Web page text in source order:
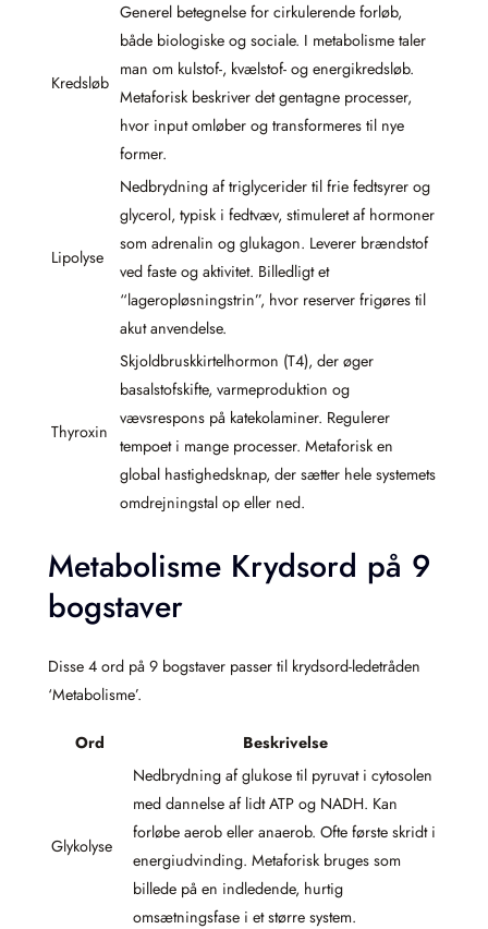
Kredsløb
Generel betegnelse for cirkulerende forløb,
både biologiske og sociale. I metabolisme taler
man om kulstof-, kvælstof- og energikredsløb.
Metaforisk beskriver det gentagne processer,
hvor input omløber og transformeres til nye
former.
Lipolyse
Nedbrydning af triglycerider til frie fedtsyrer og
glycerol, typisk i fedtvæv, stimuleret af hormoner
som adrenalin og glukagon. Leverer brændstof
ved faste og aktivitet. Billedligt et
“lageropløsningstrin”, hvor reserver frigøres til
akut anvendelse.
Thyroxin
Skjoldbruskkirtelhormon (T4), der øger
basalstofskifte, varmeproduktion og
vævsrespons på katekolaminer. Regulerer
tempoet i mange processer. Metaforisk en
global hastighedsknap, der sætter hele systemets
omdrejningstal op eller ned.
Metabolisme Krydsord på 9
bogstaver
Disse 4 ord på 9 bogstaver passer til krydsord-ledetråden
‘Metabolisme’.
Ord Beskrivelse
Glykolyse
Nedbrydning af glukose til pyruvat i cytosolen
med dannelse af lidt ATP og NADH. Kan
forløbe aerob eller anaerob. Ofte første skridt i
energiudvinding. Metaforisk bruges som
billede på en indledende, hurtig
omsætningsfase i et større system.